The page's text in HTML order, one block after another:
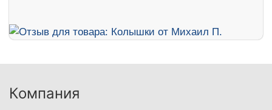
Компания